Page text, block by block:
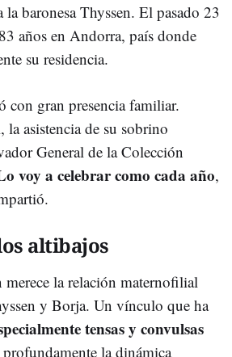
la baronesa Thyssen. El pasado 23
años en Andorra, país donde
su residencia.
con gran presencia familiar.
la asistencia de su sobrino
General de la Colección
voy a celebrar como cada año,
altibajos
merece la relación maternofilial
y Borja. Un vínculo que ha
tensas y convulsas
la dinámica